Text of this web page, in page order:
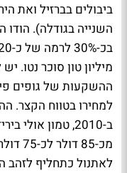
ביבולים בברזיל ואת
השנייה בגודלה).
מיליון טון סוכר נטו.
ההשקעות של גופים
למחירו בטווח הקצר.
ב-2010, טמון
מכ-
לאתנול כתחליף לזהב